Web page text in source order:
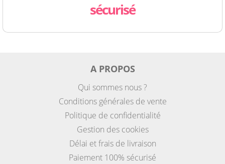
sécurisé
A PROPOS
Qui sommes nous ?
Conditions générales de vente
Politique de confidentialité
Gestion des cookies
Délai et frais de livraison
Paiement 100% sécurisé